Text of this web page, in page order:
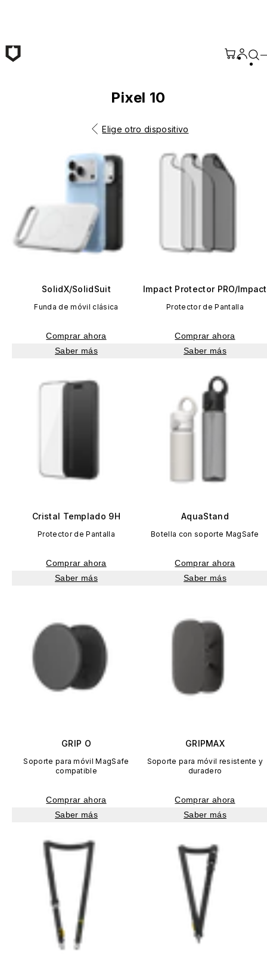
Pixel 10
Elige otro dispositivo
SolidX/SolidSuit
Funda de móvil clásica
Comprar ahora
Saber más
Impact Protector PRO/Impact
Protector de Pantalla
Comprar ahora
Saber más
Cristal Templado 9H
Protector de Pantalla
Comprar ahora
Saber más
AquaStand
Botella con soporte MagSafe
Comprar ahora
Saber más
GRIP O
Soporte para móvil MagSafe
compatible
Comprar ahora
Saber más
GRIPMAX
Soporte para móvil resistente y
duradero
Comprar ahora
Saber más